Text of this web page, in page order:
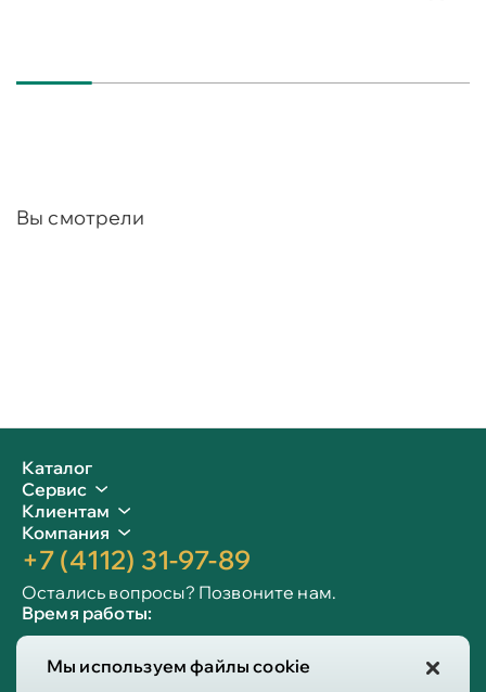
Мы используем файлы cookie
Вы смотрели
Каталог
Сервис
Клиентам
Компания
+7 (4112) 31-97-89
Остались вопросы? Позвоните нам.
Время работы:
Сб-вс: 10:00 - 19:00